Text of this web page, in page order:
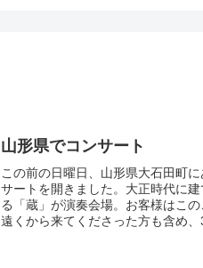
山形県でコンサート
この前の日曜日、山形県大石田町
サートを開きました。大正時代に
る「蔵」が演奏会場。お客様はこ
遠くから来てくださった方も含め、